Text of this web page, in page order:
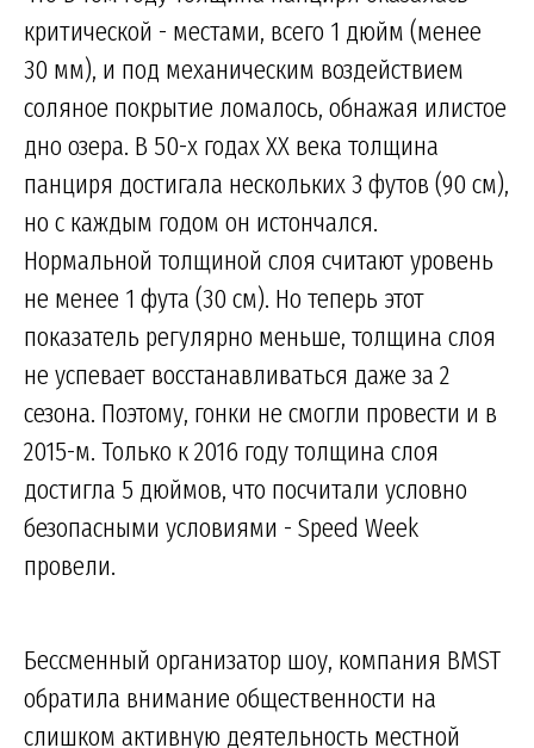
критической - местами, всего 1 дюйм (менее
30 мм), и под механическим воздействием
соляное покрытие ломалось, обнажая илистое
дно озера. В 50-х годах XX века толщина
панциря достигала нескольких 3 футов (90 см),
но с каждым годом он истончался.
Нормальной толщиной слоя считают уровень
не менее 1 фута (30 см). Но теперь этот
показатель регулярно меньше, толщина слоя
не успевает восстанавливаться даже за 2
сезона. Поэтому, гонки не смогли провести и в
2015-м. Только к 2016 году толщина слоя
достигла 5 дюймов, что посчитали условно
безопасными условиями - Speed Week
провели.
Бессменный организатор шоу, компания BMST
обратила внимание общественности на
слишком активную деятельность местной